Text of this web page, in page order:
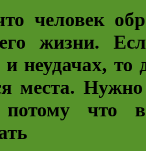
человек
жизни.
неудачах, то
места.
потому что